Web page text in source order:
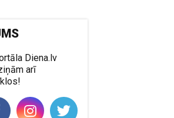
Diena.lv
arī